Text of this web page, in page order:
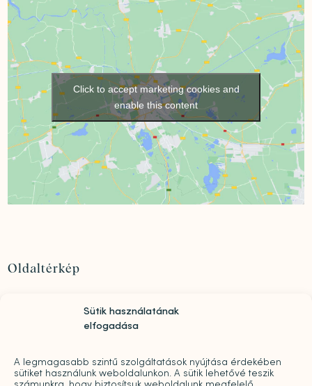
Sütik használatának
elfogadása
A legmagasabb szintű szolgáltatások nyújtása érdekében
sütiket használunk weboldalunkon. A sütik lehetővé teszik
Click to accept marketing cookies and
enable this content
Oldaltérkép
Szolgáltatások
díjazására